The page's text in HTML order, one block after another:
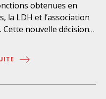
obtenues en
la LDH et l’association
nouvelle décision
psychiatrique de la
d’ici mais loin des